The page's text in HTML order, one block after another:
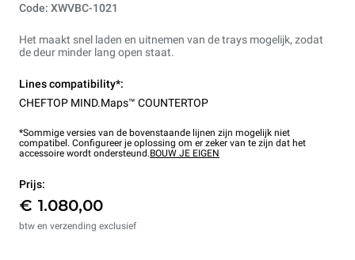
Code: XWVBC-1021
Het maakt snel laden en uitnemen van de trays mogelijk, zodat
de deur minder lang open staat.
Lines compatibility*:
CHEFTOP MIND.Maps™ COUNTERTOP
*Sommige versies van de bovenstaande lijnen zijn mogelijk niet
compatibel. Configureer je oplossing om er zeker van te zijn dat het
accessoire wordt ondersteund.BOUW JE EIGEN
Prijs:
€ 1.080,00
btw en verzending exclusief